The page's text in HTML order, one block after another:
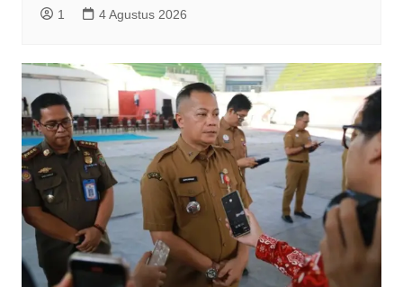
1 4 Agustus 2026